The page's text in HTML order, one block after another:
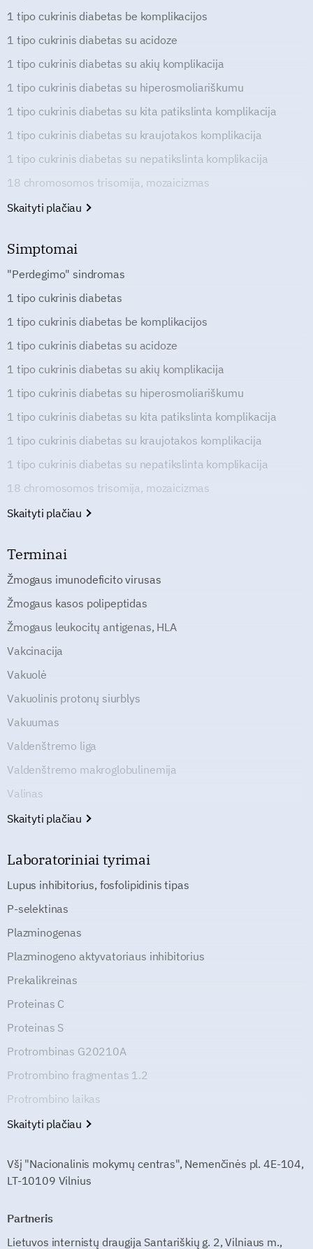
1 tipo cukrinis diabetas be komplikacijos
1 tipo cukrinis diabetas su acidoze
1 tipo cukrinis diabetas su akių komplikacija
1 tipo cukrinis diabetas su hiperosmoliariškumu
1 tipo cukrinis diabetas su kita patikslinta komplikacija
1 tipo cukrinis diabetas su kraujotakos komplikacija
1 tipo cukrinis diabetas su nepatikslinta komplikacija
18 chromosomos trisomija, mozaicizmas
Skaityti plačiau
Simptomai
"Perdegimo" sindromas
1 tipo cukrinis diabetas
1 tipo cukrinis diabetas be komplikacijos
1 tipo cukrinis diabetas su acidoze
1 tipo cukrinis diabetas su akių komplikacija
1 tipo cukrinis diabetas su hiperosmoliariškumu
1 tipo cukrinis diabetas su kita patikslinta komplikacija
1 tipo cukrinis diabetas su kraujotakos komplikacija
1 tipo cukrinis diabetas su nepatikslinta komplikacija
18 chromosomos trisomija, mozaicizmas
Skaityti plačiau
Terminai
Žmogaus imunodeficito virusas
Žmogaus kasos polipeptidas
Žmogaus leukocitų antigenas, HLA
Vakcinacija
Vakuolė
Vakuolinis protonų siurblys
Vakuumas
Valdenštremo liga
Valdenštremo makroglobulinemija
Valinas
Skaityti plačiau
Laboratoriniai tyrimai
Lupus inhibitorius, fosfolipidinis tipas
P-selektinas
Plazminogenas
Plazminogeno aktyvatoriaus inhibitorius
Prekalikreinas
Proteinas C
Proteinas S
Protrombinas G20210A
Protrombino fragmentas 1.2
Protrombino laikas
Skaityti plačiau
Všį "Nacionalinis mokymų centras", Nemenčinės pl. 4E-104,
LT-10109 Vilnius
Partneris
Lietuvos internistų draugija Santariškių g. 2, Vilniaus m.,